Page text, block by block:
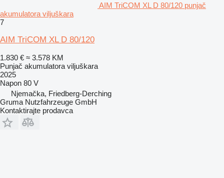
AIM TriCOM XL D 80/120 punjač
akumulatora viljuškara
7
AIM TriCOM XL D 80/120
1.830 € ≈ 3.578 KM
Punjač akumulatora viljuškara
2025
Napon 80 V
Njemačka, Friedberg-Derching
Gruma Nutzfahrzeuge GmbH
Kontaktirajte prodavca